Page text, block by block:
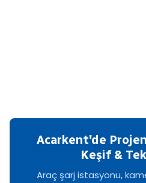
Acarkent'de
Keşif &
Araç şarj istasyonu,